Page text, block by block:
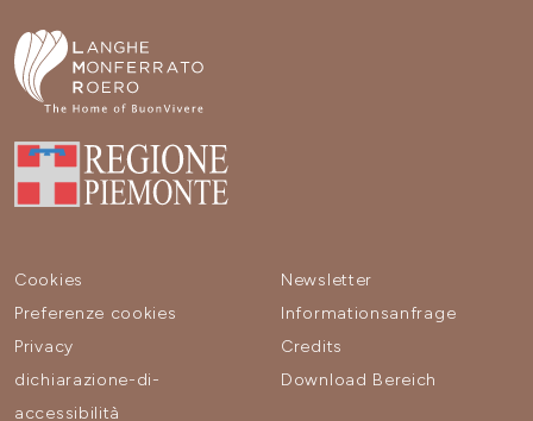
Cookies
Preferenze cookies
Privacy
dichiarazione-di-
accessibilità
Newsletter
Informationsanfrage
Credits
Download Bereich